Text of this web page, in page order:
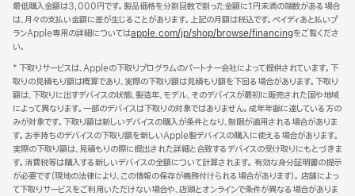
最低購入金額は3,000円です。製品価格を分割回数で割った金額に1円未満の端数がある場合
は、月々の支払い金額に差が生じることがあります。上記の月額は税込です。ペイディあと払いプ
ランApple専用の詳細についてはapple.com/jp/shop/browse/financingをご覧くださ
い。
* 下取りサービスは、Appleの下取りプログラムのパートナー会社によって提供されています。下
取りの見積もり額は概算であり、実際の下取り額は見積もり額を下回る場合があります。下取り
額は、下取りに出すデバイスの状態、製造年、モデル、そのデバイスが最初に販売された国や地域
によって異なります。一部のデバイスは下取りの対象ではありません。成年年齢に達している方の
みが対象です。下取り額は新しいデバイスの購入が条件となり、制限が適用される場合がありま
す。お手持ちのデバイスの下取り額を新しいApple製デバイスの購入に使える場合があります。
実際の下取り額は、見積もりの際に提出された詳細と合致するデバイスの受け取りにもとづきま
す。消費税等は購入する新しいデバイスの全額について計算されます。 有効な身分証明書の提示
が必要です（現地の法律により、この情報の保存が義務付けられる場合があります）。 店舗によっ
て下取りサービスをご利用いただけない場合や、店頭とオンラインで条件が異なる場合がありま